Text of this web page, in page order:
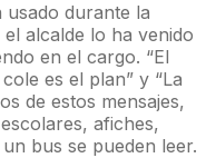
usado durante la
alcalde lo ha venido
en el cargo. “El
es el plan” y “La
de estos mensajes,
afiches,
bus se pueden leer.